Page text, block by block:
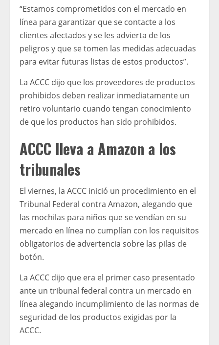
“Estamos comprometidos con el mercado en
línea para garantizar que se contacte a los
clientes afectados y se les advierta de los
peligros y que se tomen las medidas adecuadas
para evitar futuras listas de estos productos”.
La ACCC dijo que los proveedores de productos
prohibidos deben realizar inmediatamente un
retiro voluntario cuando tengan conocimiento
de que los productos han sido prohibidos.
ACCC lleva a Amazon a los
tribunales
El viernes, la ACCC inició un procedimiento en el
Tribunal Federal contra Amazon, alegando que
las mochilas para niños que se vendían en su
mercado en línea no cumplían con los requisitos
obligatorios de advertencia sobre las pilas de
botón.
La ACCC dijo que era el primer caso presentado
ante un tribunal federal contra un mercado en
línea alegando incumplimiento de las normas de
seguridad de los productos exigidas por la
ACCC.